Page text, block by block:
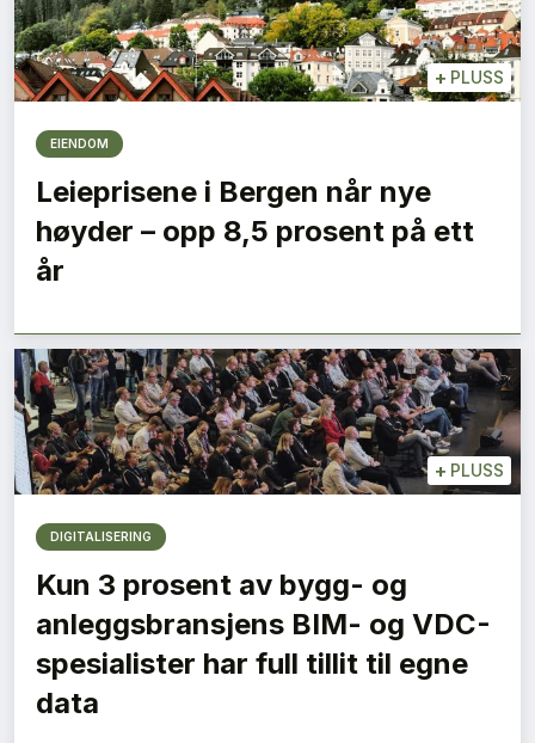
+ PLUSS
EIENDOM
Leieprisene i Bergen når nye
høyder – opp 8,5 prosent på ett
år
+ PLUSS
DIGITALISERING
Kun 3 prosent av bygg- og
anleggsbransjens BIM- og VDC-
spesialister har full tillit til egne
data